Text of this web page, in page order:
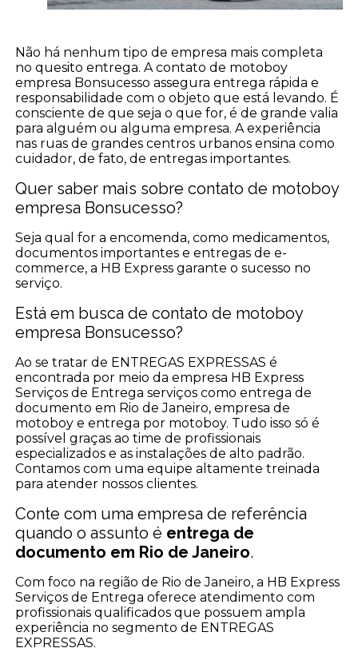
Não há nenhum tipo de empresa mais completa
no quesito entrega. A contato de motoboy
empresa Bonsucesso assegura entrega rápida e
responsabilidade com o objeto que está levando. É
consciente de que seja o que for, é de grande valia
para alguém ou alguma empresa. A experiência
nas ruas de grandes centros urbanos ensina como
cuidador, de fato, de entregas importantes.
Quer saber mais sobre contato de motoboy
empresa Bonsucesso?
Seja qual for a encomenda, como medicamentos,
documentos importantes e entregas de e-
commerce, a HB Express garante o sucesso no
serviço.
Está em busca de contato de motoboy
empresa Bonsucesso?
Ao se tratar de ENTREGAS EXPRESSAS é
encontrada por meio da empresa HB Express
Serviços de Entrega serviços como entrega de
documento em Rio de Janeiro, empresa de
motoboy e entrega por motoboy. Tudo isso só é
possível graças ao time de profissionais
especializados e as instalações de alto padrão.
Contamos com uma equipe altamente treinada
para atender nossos clientes.
Conte com uma empresa de referência
quando o assunto é entrega de
documento em Rio de Janeiro.
Com foco na região de Rio de Janeiro, a HB Express
Serviços de Entrega oferece atendimento com
profissionais qualificados que possuem ampla
experiência no segmento de ENTREGAS
EXPRESSAS.